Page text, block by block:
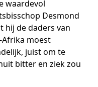
waardevol
Desmond
hij de daders van
moest
juist om te
bitter en ziek zou